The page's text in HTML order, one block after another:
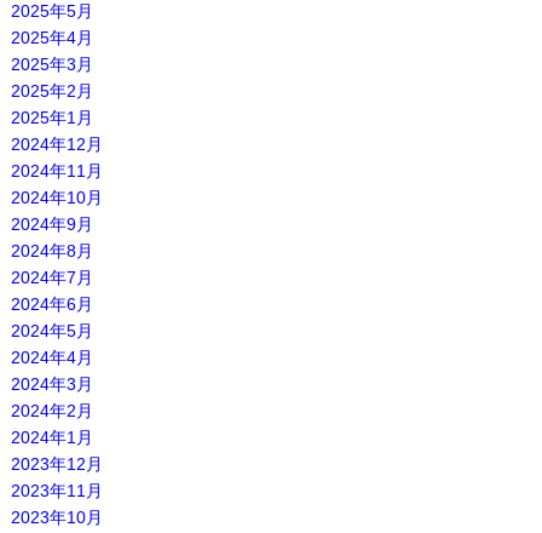
2025年5月
2025年4月
2025年3月
2025年2月
2025年1月
2024年12月
2024年11月
2024年10月
2024年9月
2024年8月
2024年7月
2024年6月
2024年5月
2024年4月
2024年3月
2024年2月
2024年1月
2023年12月
2023年11月
2023年10月